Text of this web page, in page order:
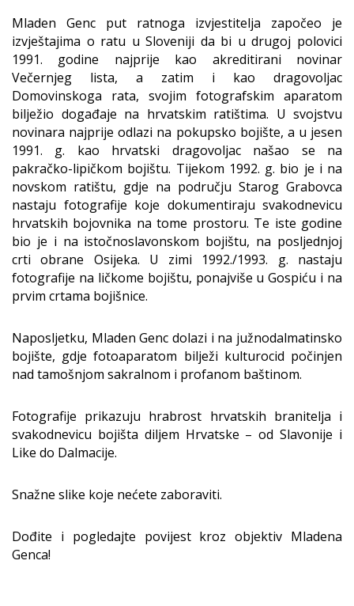
Mladen Genc put ratnoga izvjestitelja započeo je
izvještajima o ratu u Sloveniji da bi u drugoj polovici
1991. godine najprije kao akreditirani novinar
Večernjeg lista, a zatim i kao dragovoljac
Domovinskoga rata, svojim fotografskim aparatom
bilježio događaje na hrvatskim ratištima. U svojstvu
novinara najprije odlazi na pokupsko bojište, a u jesen
1991. g. kao hrvatski dragovoljac našao se na
pakračko-lipičkom bojištu. Tijekom 1992. g. bio je i na
novskom ratištu, gdje na području Starog Grabovca
nastaju fotografije koje dokumentiraju svakodnevicu
hrvatskih bojovnika na tome prostoru. Te iste godine
bio je i na istočnoslavonskom bojištu, na posljednjoj
crti obrane Osijeka. U zimi 1992./1993. g. nastaju
fotografije na ličkome bojištu, ponajviše u Gospiću i na
prvim crtama bojišnice.
Naposljetku, Mladen Genc dolazi i na južnodalmatinsko
bojište, gdje fotoaparatom bilježi kulturocid počinjen
nad tamošnjom sakralnom i profanom baštinom.
Fotografije prikazuju hrabrost hrvatskih branitelja i
svakodnevicu bojišta diljem Hrvatske – od Slavonije i
Like do Dalmacije.
Snažne slike koje nećete zaboraviti.
Dođite i pogledajte povijest kroz objektiv Mladena
Genca!